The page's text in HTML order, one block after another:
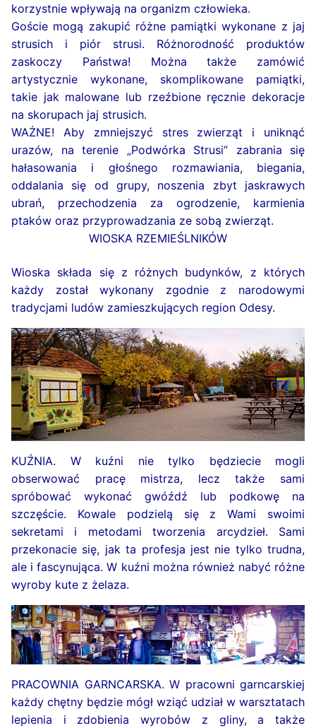
korzystnie wpływają na organizm człowieka.
Goście mogą zakupić różne pamiątki wykonane z jaj
strusich i piór strusi. Różnorodność produktów
zaskoczy Państwa! Można także zamówić
artystycznie wykonane, skomplikowane pamiątki,
takie jak malowane lub rzeźbione ręcznie dekoracje
na skorupach jaj strusich.
WAŻNE! Aby zmniejszyć stres zwierząt i uniknąć
urazów, na terenie „Podwórka Strusi” zabrania się
hałasowania i głośnego rozmawiania, biegania,
oddalania się od grupy, noszenia zbyt jaskrawych
ubrań, przechodzenia za ogrodzenie, karmienia
ptaków oraz przyprowadzania ze sobą zwierząt.
WIOSKA RZEMIEŚLNIKÓW
Wioska składa się z różnych budynków, z których
każdy został wykonany zgodnie z narodowymi
tradycjami ludów zamieszkujących region Odesy.
KUŹNIA. W kuźni nie tylko będziecie mogli
obserwować pracę mistrza, lecz także sami
spróbować wykonać gwóźdź lub podkowę na
szczęście. Kowale podzielą się z Wami swoimi
sekretami i metodami tworzenia arcydzieł. Sami
przekonacie się, jak ta profesja jest nie tylko trudna,
ale i fascynująca. W kuźni można również nabyć różne
wyroby kute z żelaza.
PRACOWNIA GARNCARSKA. W pracowni garncarskiej
każdy chętny będzie mógł wziąć udział w warsztatach
lepienia i zdobienia wyrobów z gliny, a także